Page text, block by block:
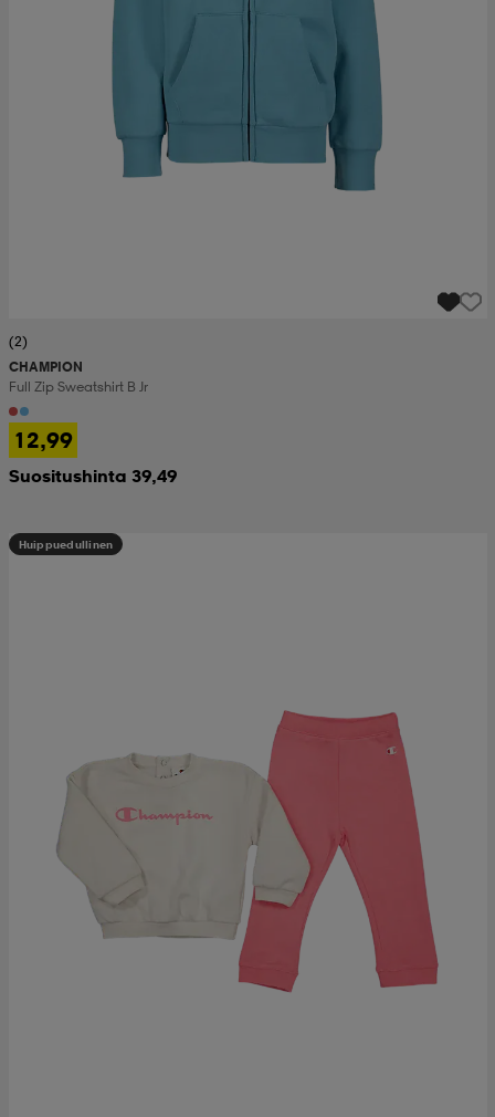
(2)
CHAMPION
Full Zip Sweatshirt B Jr
12,99
Suositushinta 39,49
Huippuedullinen